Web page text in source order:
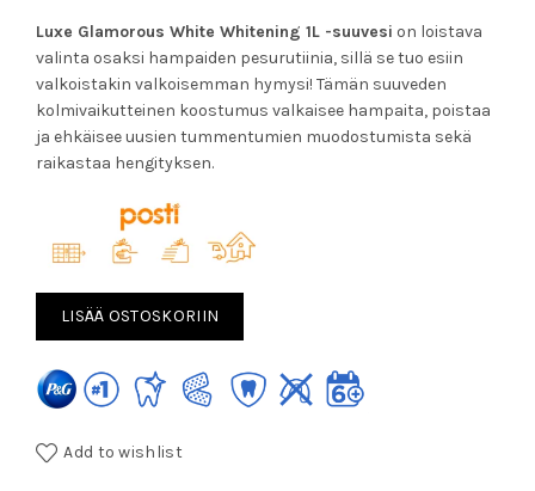
hinta
oli:
28.90€.
hinta
on:
14.90€.
Luxe Glamorous White Whitening 1L -suuvesi on loistava
valinta osaksi hampaiden pesurutiinia, sillä se tuo esiin
valkoistakin valkoisemman hymysi! Tämän suuveden
kolmivaikutteinen koostumus valkaisee hampaita, poistaa
ja ehkäisee uusien tummentumien muodostumista sekä
raikastaa hengityksen.
LISÄÄ OSTOSKORIIN
Add to wishlist